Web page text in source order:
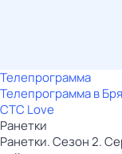
Телепрограмма
Телепрограмма в
СТС Love
Ранетки
Ранетки. Сезон 2.